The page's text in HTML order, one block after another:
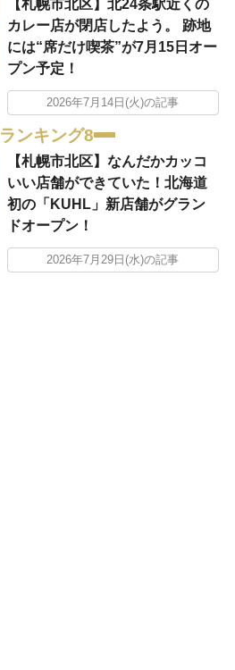
【札幌市北区】北24条駅近くの
カレー店が閉店したよう。 跡地
には“席だけ喫茶”が7月15日オー
プン予定！
2026年7月14日(火)の記事
ランキング8
【札幌市北区】なんだかカッコ
いい店舗ができていた！北海道
初の「KUHL」新店舗がグラン
ドオープン！
2026年7月29日(水)の記事